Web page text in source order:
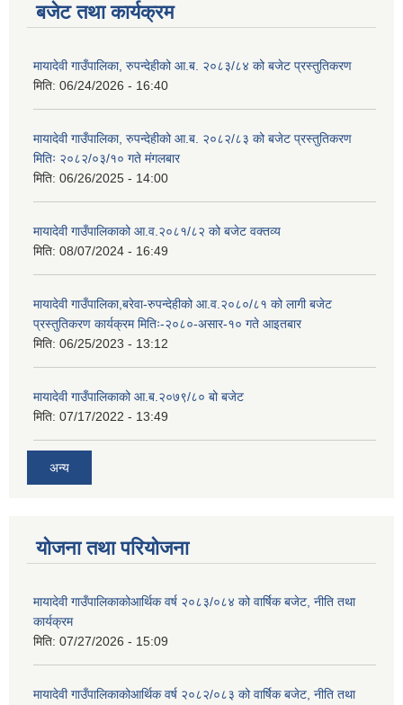
बजेट तथा कार्यक्रम
मायादेवी गाउँपालिका, रुपन्देहीको आ.ब. २०८३/८४ को बजेट प्रस्तुतिकरण
मिति: 06/24/2026 - 16:40
मायादेवी गाउँपालिका, रुपन्देहीको आ.ब. २०८२/८३ को बजेट प्रस्तुतिकरण
मितिः २०८२/०३/१० गते मंगलबार
मिति: 06/26/2025 - 14:00
मायादेवी गाउँपालिकाको आ.व.२०८१/८२ को बजेट वक्तव्य
मिति: 08/07/2024 - 16:49
मायादेवी गाउँपालिका,बरेवा-रुपन्देहीको आ.व.२०८०/८१ को लागी बजेट
प्रस्तुतिकरण कार्यक्रम मितिः-२०८०-असार-१० गते आइतबार
मिति: 06/25/2023 - 13:12
मायादेवी गाउँपालिकाको आ.ब.२०७९/८० बो बजेट
मिति: 07/17/2022 - 13:49
अन्य
योजना तथा परियोजना
मायादेवी गाउँपालिकाकोआर्थिक वर्ष २०८३/०८४ को वार्षिक बजेट, नीति तथा
कार्यक्रम
मिति: 07/27/2026 - 15:09
मायादेवी गाउँपालिकाकोआर्थिक वर्ष २०८२/०८३ को वार्षिक बजेट, नीति तथा